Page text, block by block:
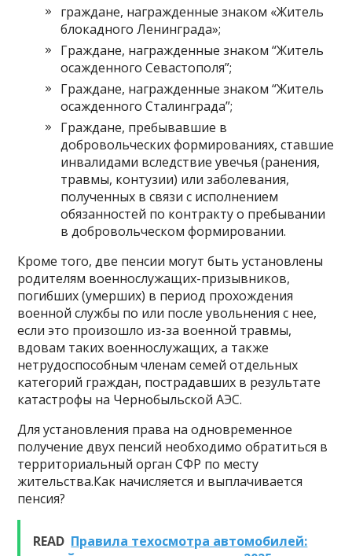
граждане, награжденные знаком «Житель
блокадного Ленинграда»;
Граждане, награжденные знаком “Житель
осажденного Севастополя”;
Граждане, награжденные знаком “Житель
осажденного Сталинграда”;
Граждане, пребывавшие в
добровольческих формированиях, ставшие
инвалидами вследствие увечья (ранения,
травмы, контузии) или заболевания,
полученных в связи с исполнением
обязанностей по контракту о пребывании
в добровольческом формировании.
Кроме того, две пенсии могут быть установлены
родителям военнослужащих-призывников,
погибших (умерших) в период прохождения
военной службы по или после увольнения с нее,
если это произошло из-за военной травмы,
вдовам таких военнослужащих, а также
нетрудоспособным членам семей отдельных
категорий граждан, пострадавших в результате
катастрофы на Чернобыльской АЭС.
Для установления права на одновременное
получение двух пенсий необходимо обратиться в
территориальный орган СФР по месту
жительства.Как начисляется и выплачивается
пенсия?
READ Правила техосмотра автомобилей: